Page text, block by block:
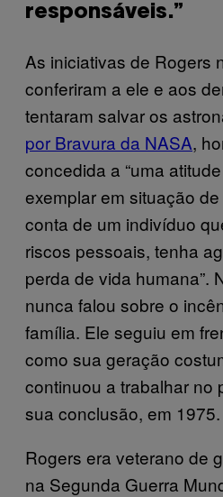
responsáveis.”
As iniciativas de Rogers
conferiram a ele e aos
tentaram salvar os
por Bravura da NASA,
concedida a “uma
exemplar em situação
conta de um indivíduo
riscos pessoais, tenha
perda de vida humana”.
nunca falou sobre o
família. Ele seguiu em
como sua geração
continuou a trabalhar no
sua conclusão, em 1975.
Rogers era veterano de
na Segunda Guerra